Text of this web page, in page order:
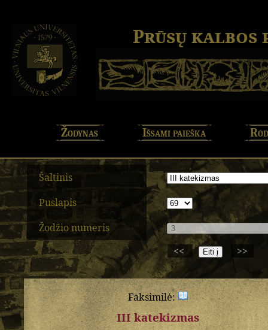
Prūsų kalbos
Žodynas Išsami paieška
Šaltinis
Puslapis
Žodžio numeris
<<
>>
Faksimilė:
III katekizmas